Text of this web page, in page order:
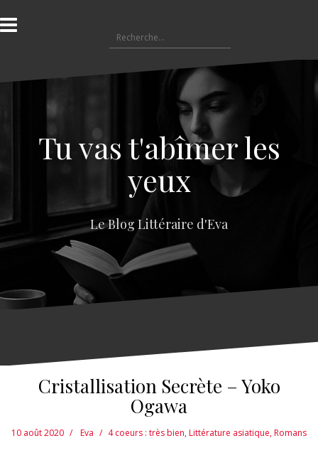
l
a
e
e
Tu vas t'abîmer les
yeux
Le Blog Littéraire d'Eva
Cristallisation Secrète – Yoko
Ogawa
10 août 2020 Eva 4 coeurs : très bien,Littérature asiatique,Romans